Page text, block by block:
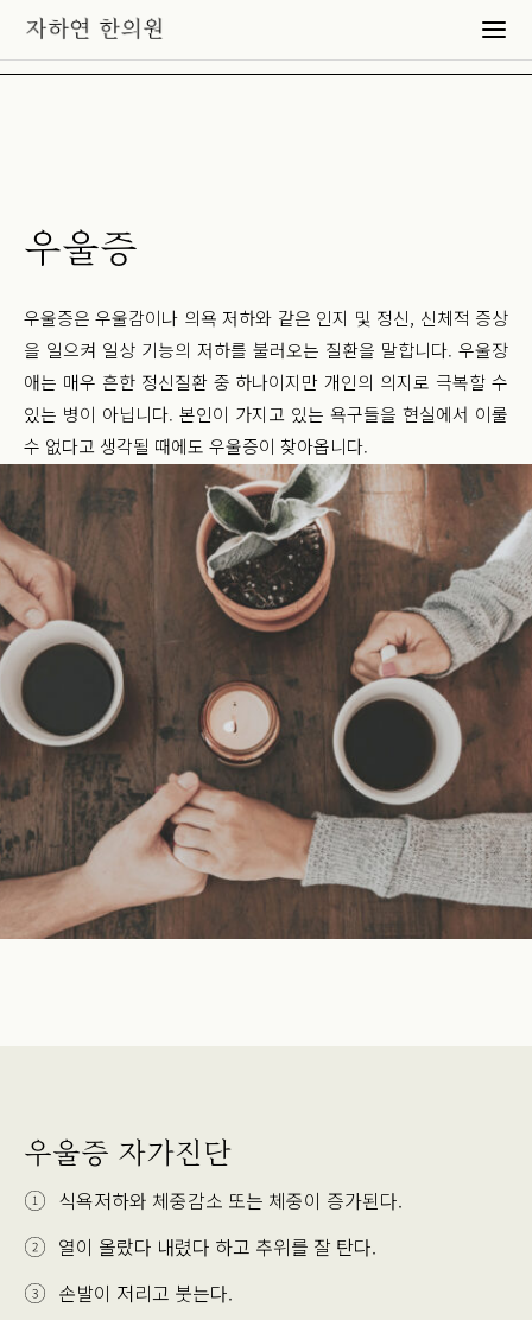
우울증
우울증은 우울감이나 의욕 저하와 같은 인지 및 정신, 신체적 증상
을 일으켜 일상 기능의 저하를 불러오는 질환을 말합니다. 우울장
애는 매우 흔한 정신질환 중 하나이지만 개인의 의지로 극복할 수
있는 병이 아닙니다. 본인이 가지고 있는 욕구들을 현실에서 이룰
수 없다고 생각될 때에도 우울증이 찾아옵니다.
우울증 자가진단
식욕저하와 체중감소 또는 체중이 증가된다.
열이 올랐다 내렸다 하고 추위를 잘 탄다.
손발이 저리고 붓는다.